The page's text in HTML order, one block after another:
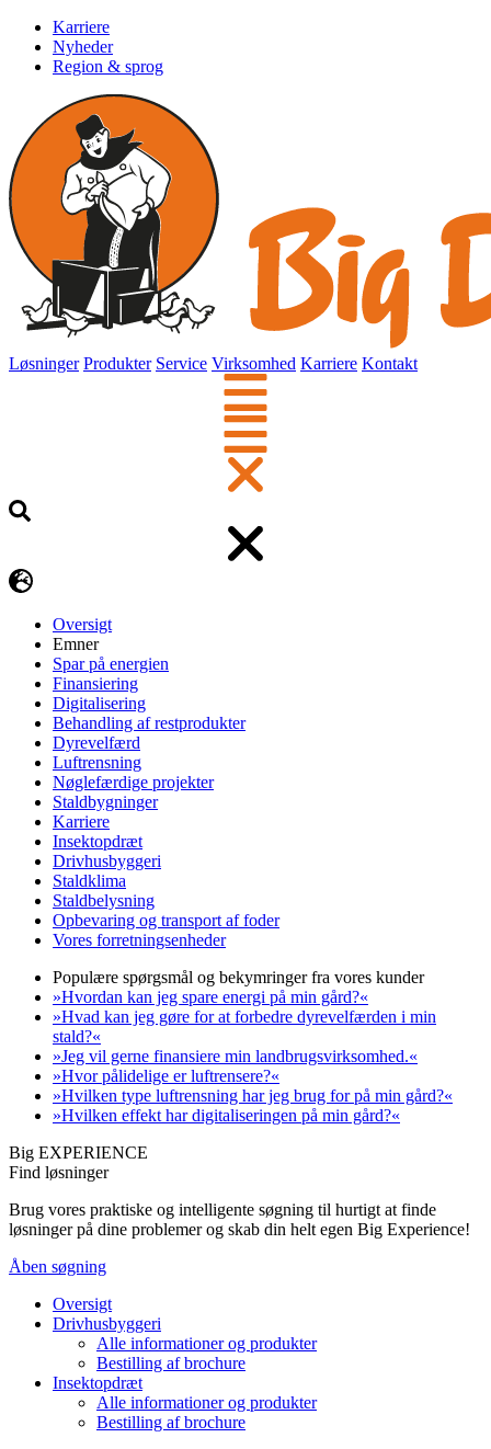
Karriere
Nyheder
Region & sprog
Løsninger Produkter Service Virksomhed Karriere Kontakt
Oversigt
Emner
Spar på energien
Finansiering
Digitalisering
Behandling af restprodukter
Dyrevelfærd
Luftrensning
Nøglefærdige projekter
Staldbygninger
Karriere
Insektopdræt
Drivhusbyggeri
Staldklima
Staldbelysning
Opbevaring og transport af foder
Vores forretningsenheder
Populære spørgsmål og bekymringer fra vores kunder
»Hvordan kan jeg spare energi på min gård?«
»Hvad kan jeg gøre for at forbedre dyrevelfærden i min
stald?«
»Jeg vil gerne finansiere min landbrugsvirksomhed.«
»Hvor pålidelige er luftrensere?«
»Hvilken type luftrensning har jeg brug for på min gård?«
»Hvilken effekt har digitaliseringen på min gård?«
Big EXPERIENCE
Find løsninger
Brug vores praktiske og intelligente søgning til hurtigt at finde
løsninger på dine problemer og skab din helt egen Big Experience!
Åben søgning
Oversigt
Drivhusbyggeri
Alle informationer og produkter
Bestilling af brochure
Insektopdræt
Alle informationer og produkter
Bestilling af brochure